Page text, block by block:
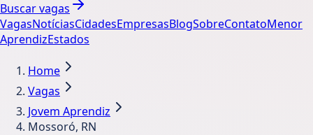
Buscar vagas
VagasNotíciasCidadesEmpresasBlogSobreContatoMenor
AprendizEstados
Home
Vagas
Jovem Aprendiz
Mossoró, RN